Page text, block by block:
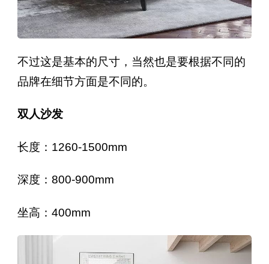
不过这是基本的尺寸，当然也是要根据不同的
品牌在细节方面是不同的。
双人沙发
长度：1260-1500mm
深度：800-900mm
坐高：400mm